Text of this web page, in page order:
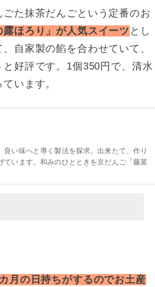
ごた抹茶だんごという定番のお
ほろり」が人気スイーツ とし
自家製の餡を合わせていて、
好評です。1個350円で、清水
います。
い味へと導く製法を探求。出来たて、作り
います。和みのひとときを京だんご「藤菜
月の日持ちがするのでお土産